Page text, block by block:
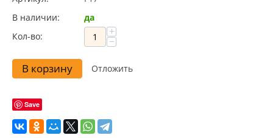
В наличии:
да
Кол-во:
+
−
В корзину Отложить
Save